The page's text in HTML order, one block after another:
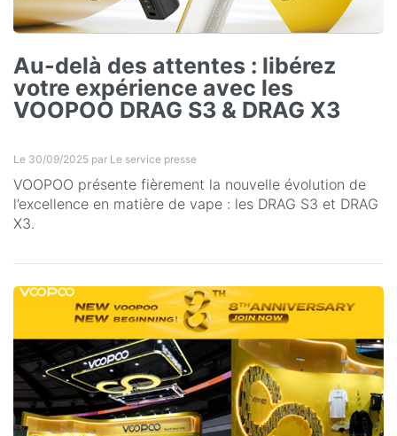
Au-delà des attentes : libérez
votre expérience avec les
VOOPOO DRAG S3 & DRAG X3
Le 30/09/2025 par Le service presse
VOOPOO présente fièrement la nouvelle évolution de
l’excellence en matière de vape : les DRAG S3 et DRAG
X3.